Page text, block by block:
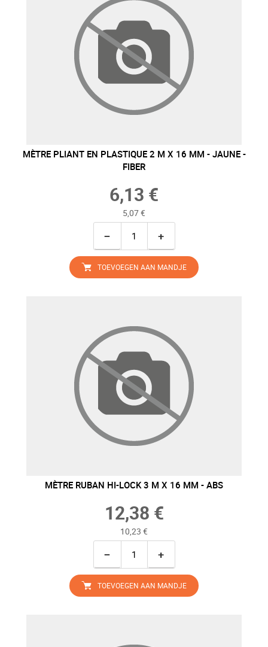
MÈTRE PLIANT EN PLASTIQUE 2 M X 16 MM - JAUNE -
FIBER
6,13 €
5,07 €
− +
TOEVOEGEN AAN MANDJE
MÈTRE RUBAN HI-LOCK 3 M X 16 MM - ABS
12,38 €
10,23 €
− +
TOEVOEGEN AAN MANDJE